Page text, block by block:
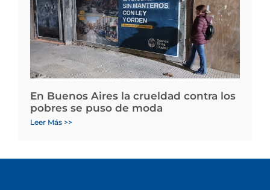
En Buenos Aires la crueldad contra los
pobres se puso de moda
Leer Más >>